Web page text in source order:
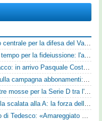
UFFICIALE: Un esperto centrale per la difesa del Vado
Catania, corsa contro il tempo per la fideiussione: l'annuncio della società e le ragioni dello slittamento
Ternana, rinforzo in attacco: in arrivo Pasquale Costanzo dalla Paganese
Livorno, alta tensione sulla campagna abbonamenti: la stoccata della Curva Nord alla società
Mercato Santegidiese: tre mosse per la Serie D tra l'ingaggio di Diakhate e due rinnovi chiave
Perugia, sei milioni per la scalata alla A: la forza della nuova societa e il progetto di Alessandro Gaucci
Perugia, addio al veleno di Tedesco: «Amareggiato dalle parole di Alessandro Gaucci, mi hanno ferito umanamente»